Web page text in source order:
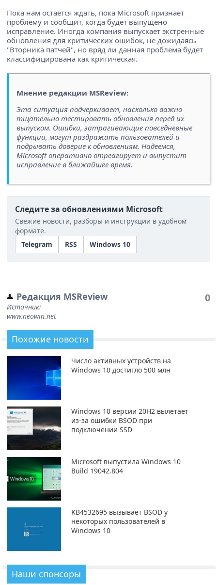
Пока нам остается ждать, пока Microsoft признает
проблему и сообщит, когда будет выпущено
исправление. Иногда компания выпускает экстренные
обновления для критических ошибок, не дожидаясь
"Вторника патчей", но вряд ли данная проблема будет
классифицирована как критическая.
Мнение редакции MSReview:
Эта ситуация подчеркивает, насколько важно
тщательно тестировать обновления перед их
выпуском. Ошибки, затрагивающие повседневные
функции, могут раздражать пользователей и
подрывать доверие к обновлениям. Надеемся,
Microsoft оперативно отреагирует и выпустит
исправление в ближайшее время.
Следите за обновлениями Microsoft
Свежие новости, разборы и инструкции в удобном
формате.
Telegram
RSS Windows 10
Редакция MSReview
Источник:
www.neowin.net
0
Похожие новости
Число активных устройств на
Windows 10 достигло 500 млн
Windows 10 версии 20H2 вылетает
из-за ошибки BSOD при
подключении SSD
Microsoft выпустила Windows 10
Build 19042.804
KB4532695 вызывает BSOD у
некоторых пользователей в
Windows 10
Наши спонсоры